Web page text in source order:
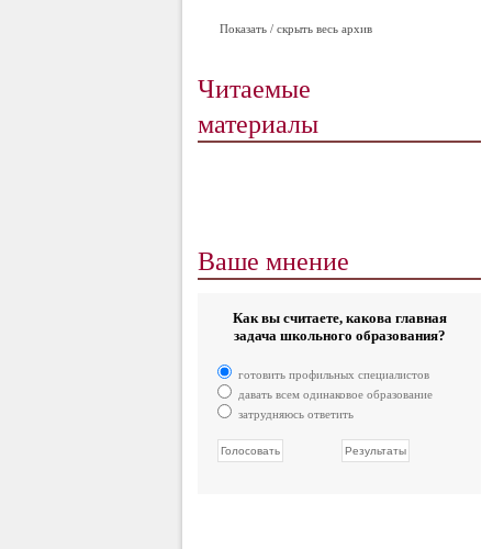
Показать / скрыть весь архив
Читаемые
материалы
Ваше мнение
Как вы считаете, какова главная
задача школьного образования?
готовить профильных специалистов
давать всем одинаковое образование
затрудняюсь ответить